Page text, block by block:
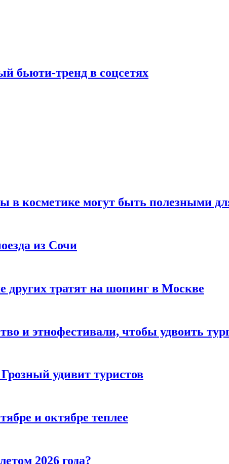
бьюти-тренд в соцсетях
в косметике могут быть полезными
из Сочи
других тратят на шопинг в Москве
и этнофестивали, чтобы удвоить
удивит туристов
и октябре теплее
2026 года?